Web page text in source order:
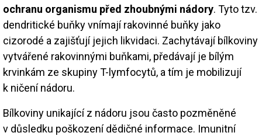
ochranu organismu před zhoubnými nádory. Tyto tzv.
dendritické buňky vnímají rakovinné buňky jako
cizorodé a zajišťují jejich likvidaci. Zachytávají bílkoviny
vytvářené rakovinnými buňkami, předávají je bílým
krvinkám ze skupiny T-lymfocytů, a tím je mobilizují
k ničení nádoru.
Bílkoviny unikající z nádoru jsou často pozměněné
v důsledku poškození dědičné informace. Imunitní